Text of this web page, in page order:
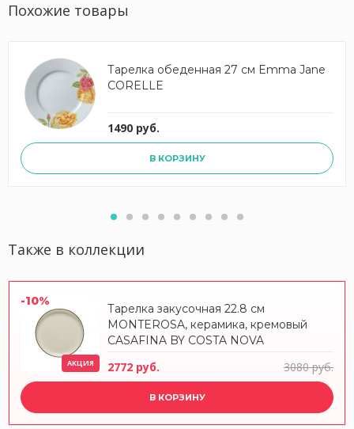
Похожие товары
Тарелка обеденная 27 см Emma Jane
CORELLE
1490 руб.
В КОРЗИНУ
Также в коллекции
-10%
АКЦИЯ
Тарелка закусочная 22.8 см
MONTEROSA, керамика, кремовый
CASAFINA BY COSTA NOVA
2772 руб. 3080 руб.
В КОРЗИНУ